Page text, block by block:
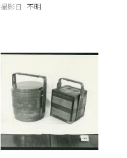
撮影日 不明